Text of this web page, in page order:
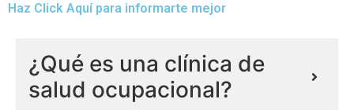
Haz Click Aquí para informarte mejor
¿Qué es una clínica de
salud ocupacional?